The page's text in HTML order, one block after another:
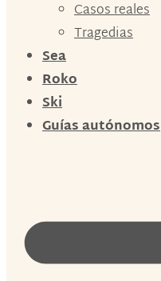
Casos reales
Tragedias
Sea
Roko
Ski
Guías autónomos